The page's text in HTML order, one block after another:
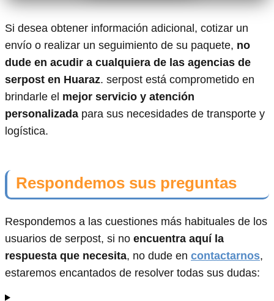
Si desea obtener información adicional, cotizar un
envío o realizar un seguimiento de su paquete, no
dude en acudir a cualquiera de las agencias de
serpost en Huaraz. serpost está comprometido en
brindarle el mejor servicio y atención
personalizada para sus necesidades de transporte y
logística.
Respondemos sus preguntas
Respondemos a las cuestiones más habituales de los
usuarios de serpost, si no encuentra aquí la
respuesta que necesita, no dude en contactarnos,
estaremos encantados de resolver todas sus dudas: